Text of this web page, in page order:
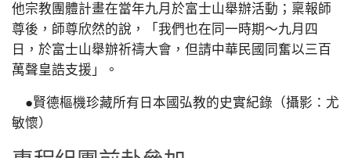
他宗教團體計畫在當年九月於富士山舉辦活動；稟報師
尊後，師尊欣然的說，「我們也在同一時期～九月四
日，於富士山舉辦祈禱大會，但請中華民國同奮以三百
萬聲皇誥支援」。
●賢德樞機珍藏所有日本國弘教的史實紀錄（攝影：尤
敏懷）